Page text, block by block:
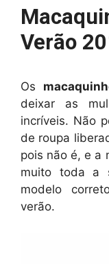
Verão
Os
deixar as
incríveis. Não
de roupa
pois não é, e a
muito toda a
modelo
verão.